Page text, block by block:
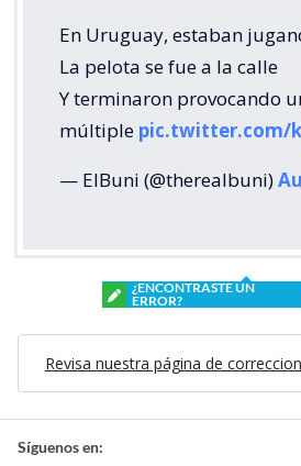
En Uruguay, estaban
La pelota se fue a la calle
Y terminaron provocando
múltiple pic.twitter.com/
— ElBuni (@therealbuni)
¿ENCONTRASTE UN
ERROR?
Revisa nuestra página de
Síguenos en: